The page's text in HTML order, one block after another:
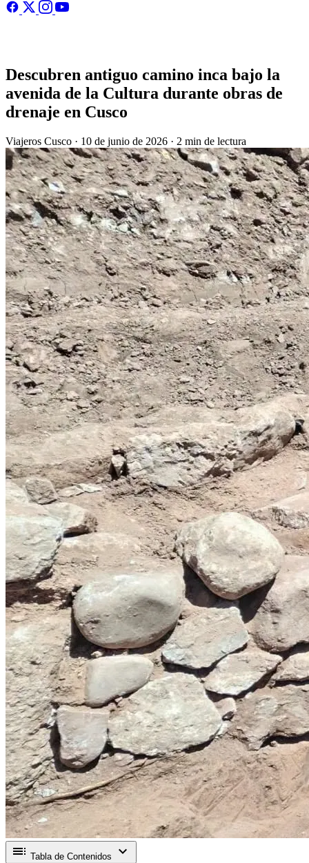
Descubren antiguo camino inca bajo la
avenida de la Cultura durante obras de
drenaje en Cusco
Viajeros Cusco · 10 de junio de 2026 · 2 min de lectura
toc Tabla de Contenidos expand_more